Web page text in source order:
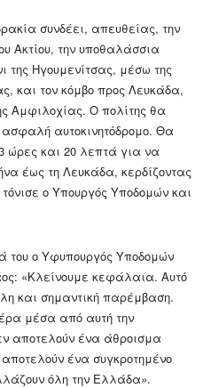
συνδέει, απευθείας, την
Ακτίου, την υποθαλάσσια
της Ηγουμενίτσας, μέσω της
και τον κόμβο προς Λευκάδα,
Αμφιλοχίας. Ο πολίτης θα
αυτοκινητόδρομο. Θα
ώρες και 20 λεπτά για να
έως τη Λευκάδα, κερδίζοντας
ο Υπουργός Υποδομών και
ο Υφυπουργός Υποδομών
«Κλείνουμε κεφάλαια. Αυτό
και σημαντική παρέμβαση.
μέσα από αυτή την
αποτελούν ένα άθροισμα
ένα συγκροτημένο
όλη την Ελλάδα».